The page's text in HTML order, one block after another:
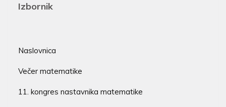
Izbornik
Naslovnica
Večer matematike
11. kongres nastavnika matematike